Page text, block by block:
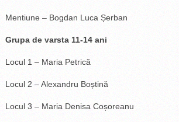
Mentiune – Bogdan Luca Șerban
Grupa de varsta 11-14 ani
Locul 1 – Maria Petrică
Locul 2 – Alexandru Boștină
Locul 3 – Maria Denisa Coșoreanu